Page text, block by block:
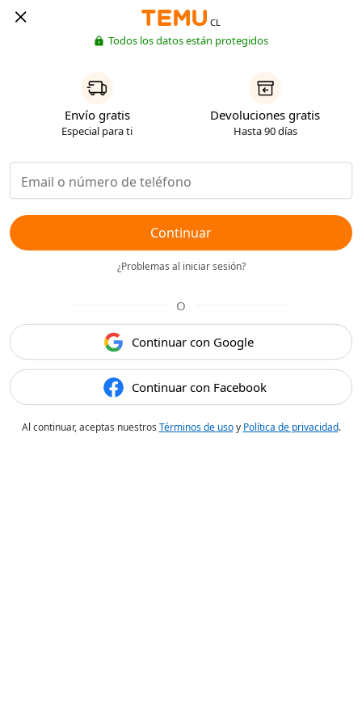
CL
Todos los datos están protegidos
Envío gratis
Especial para ti
Devoluciones gratis
Hasta 90 días
Continuar
¿Problemas al iniciar sesión?
O
Continuar con Google
Continuar con Facebook
Al continuar, aceptas nuestros Términos de usoy Política de privacidad.